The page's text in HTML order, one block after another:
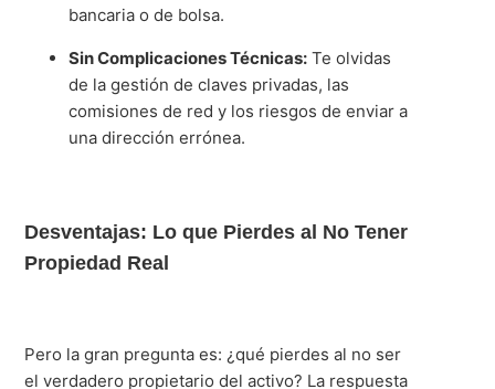
bancaria o de bolsa.
Sin Complicaciones Técnicas: Te olvidas
de la gestión de claves privadas, las
comisiones de red y los riesgos de enviar a
una dirección errónea.
Desventajas: Lo que Pierdes al No Tener
Propiedad Real
Pero la gran pregunta es: ¿qué pierdes al no ser
el verdadero propietario del activo? La respuesta